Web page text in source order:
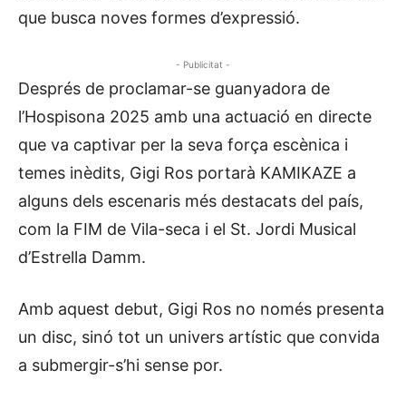
que busca noves formes d’expressió.
- Publicitat -
Després de proclamar-se guanyadora de
l’Hospisona 2025 amb una actuació en directe
que va captivar per la seva força escènica i
temes inèdits, Gigi Ros portarà KAMIKAZE a
alguns dels escenaris més destacats del país,
com la FIM de Vila-seca i el St. Jordi Musical
d’Estrella Damm.
Amb aquest debut, Gigi Ros no només presenta
un disc, sinó tot un univers artístic que convida
a submergir-s’hi sense por.